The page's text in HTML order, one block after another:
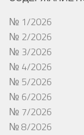
№ 1/2026
№ 2/2026
№ 3/2026
№ 4/2026
№ 5/2026
№ 6/2026
№ 7/2026
№ 8/2026